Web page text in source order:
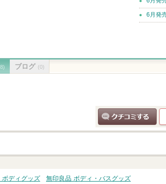
6月発
ブログ (0)
クチコミする
ボディグッズ
無印良品 ボディ・バスグッズ